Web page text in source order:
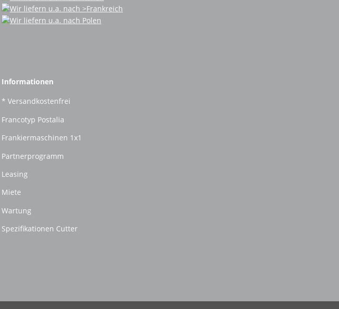
Informationen
* Versandkostenfrei
Francotyp Postalia
Frankiermaschinen 1x1
Partnerprogramm
Leasing
Miete
Wartung
Spezifikationen Cutter